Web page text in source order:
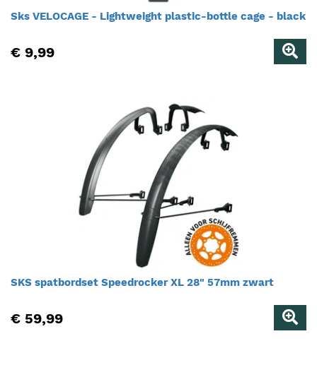
Sks VELOCAGE - Lightweight plastic-bottle cage - black
€ 9,99
SKS spatbordset Speedrocker XL 28" 57mm zwart
€ 59,99